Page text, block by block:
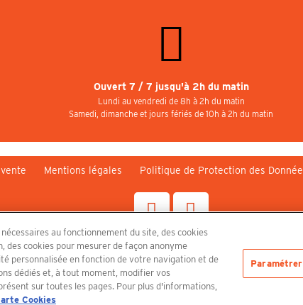
Ouvert 7 / 7 jusqu'à 2h du matin
Lundi au vendredi de 8h à 2h du matin
Samedi, dimanche et jours fériés de 10h à 2h du matin
Mentions légales Politique de Protection des
Découvrez le PUBLICISDRUGSTORE
au fonctionnement du site, des cookies
cookies pour mesurer de façon anonyme
personnalisée en fonction de votre navigation et de
dédiés et, à tout moment, modifier vos
sur toutes les pages. Pour plus d'informations,
Cookies